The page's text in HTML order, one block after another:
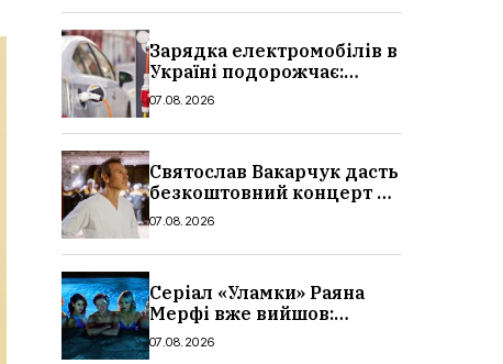
суми, розмір
Зарядка електромобілів в
Україні подорожчає:
причина і нові ціни з
07.08.2026
Святослав Вакарчук дасть
безкоштовний концерт у
Львові: дата і місце
07.08.2026
Серіал «Уламки» Раяна
Мерфі вже вийшов:
сюжет, актори та всі
07.08.2026